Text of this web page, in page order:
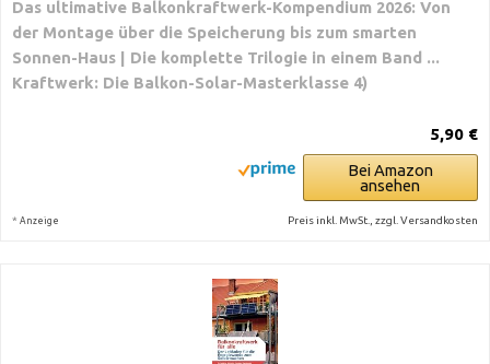
Das ultimative Balkonkraftwerk-Kompendium 2026: Von
der Montage über die Speicherung bis zum smarten
Sonnen-Haus | Die komplette Trilogie in einem Band ...
Kraftwerk: Die Balkon-Solar-Masterklasse 4)
5,90 €
Bei Amazon
ansehen
* Anzeige Preis inkl. MwSt., zzgl. Versandkosten